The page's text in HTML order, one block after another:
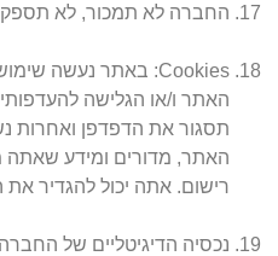
החברה לא תמכור, לא תספק
האתר, מדורים ומידע
רישום. אתה יכול להגדיר
נכסיה הדיגיטליים של